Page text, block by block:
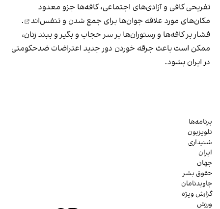
تفریحی کافی و آزادی‌های اجتماعی، کافه‌ها جزو معدود
مکان‌های مورد علاقه جوان‌ها برای جمع شدن و تنفس‌اند
.
فشار بر کافه‌ها و رستوران‌ها بر سر حجاب و بگیر و ببند زنان،
ممکن است باعث جرقه خوردن دور جدید اعتراضات ضدحکومتی
در ایران بشود.
برنامه‌ها
تلویزیون
شنیداری
ایران
جهان
حقوق بشر
جاویدنامان
گزارش ویژه
ورزش